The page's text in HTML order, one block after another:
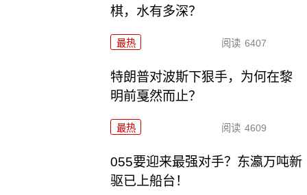
棋，水有多深？
最热 阅读 6407
特朗普对波斯下狠手，为何在黎
明前戛然而止？
最热 阅读 4609
055要迎来最强对手？东瀛万吨新
驱已上船台！